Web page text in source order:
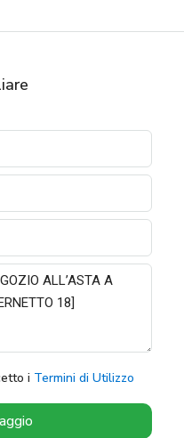
i Termini di Utilizzo